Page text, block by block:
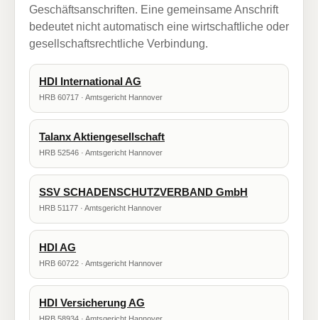
Geschäftsanschriften. Eine gemeinsame Anschrift
bedeutet nicht automatisch eine wirtschaftliche oder
gesellschaftsrechtliche Verbindung.
HDI International AG
HRB 60717 · Amtsgericht Hannover
Talanx Aktiengesellschaft
HRB 52546 · Amtsgericht Hannover
SSV SCHADENSCHUTZVERBAND GmbH
HRB 51177 · Amtsgericht Hannover
HDI AG
HRB 60722 · Amtsgericht Hannover
HDI Versicherung AG